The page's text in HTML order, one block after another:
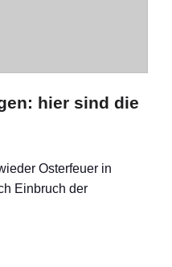
hier sind die
Osterfeuer in
Einbruch der